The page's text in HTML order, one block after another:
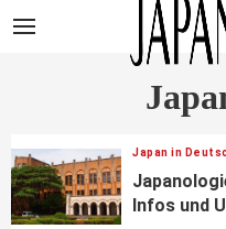
Japan in
Infos und